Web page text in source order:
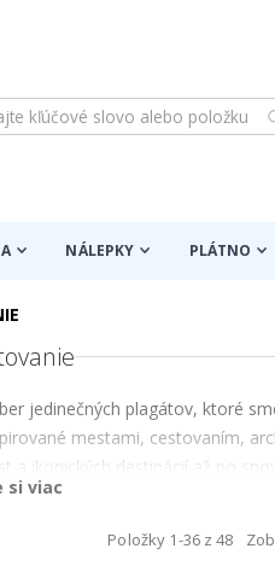
NÁLEPKY PLÁTNO
jedinečných plagátov, ktoré
mestami, cestovaním,
a ikonických destinácií až po
osobnosť, teplo a pocit
naše plagáty Miest &
a plné túžby po
si viac
Položky 1-36z48